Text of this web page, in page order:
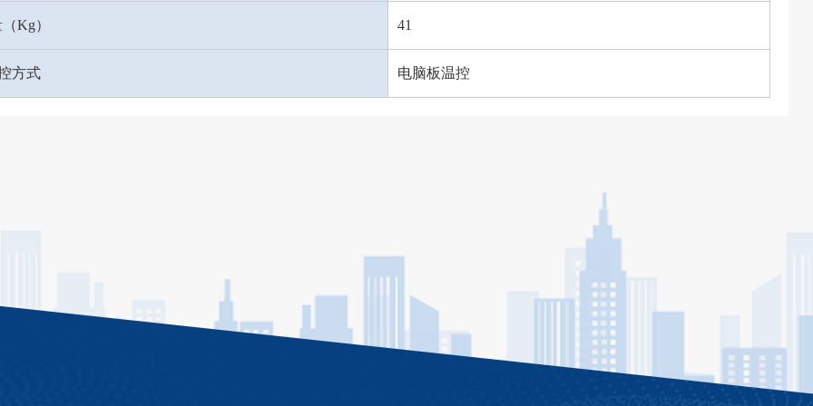
Kg） 41
方式 电脑板温控